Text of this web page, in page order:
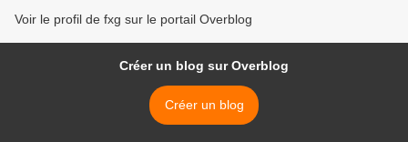
Voir le profil de fxg sur le portail Overblog
Créer un blog sur Overblog
Créer un blog